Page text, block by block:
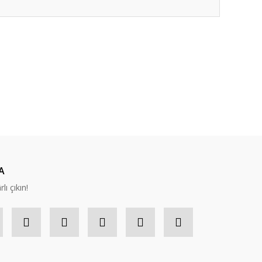
çıkın!